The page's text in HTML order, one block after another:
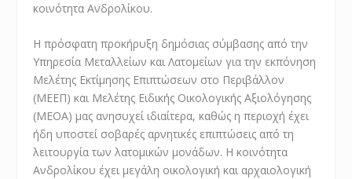
κοινότητα Ανδρολίκου.
Η πρόσφατη προκήρυξη δημόσιας σύμβασης από την
Υπηρεσία Μεταλλείων και Λατομείων για την εκπόνηση
Μελέτης Εκτίμησης Επιπτώσεων στο Περιβάλλον
(ΜΕΕΠ) και Μελέτης Ειδικής Οικολογικής Αξιολόγησης
(ΜΕΟΑ) μας ανησυχεί ιδιαίτερα, καθώς η περιοχή έχει
ήδη υποστεί σοβαρές αρνητικές επιπτώσεις από τη
λειτουργία των λατομικών μονάδων. Η κοινότητα
Ανδρολίκου έχει μεγάλη οικολογική και αρχαιολογική